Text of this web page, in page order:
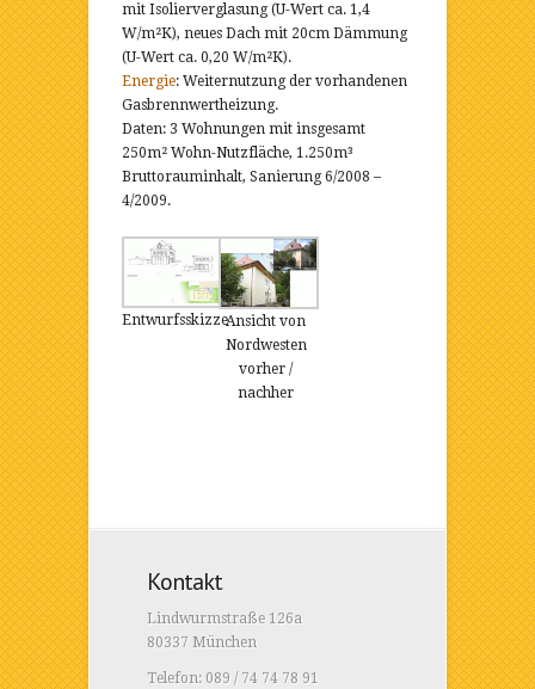
mit Isolierverglasung (U-Wert ca. 1,4
W/m²K), neues Dach mit 20cm Dämmung
(U-Wert ca. 0,20 W/m²K).
Energie: Weiternutzung der vorhandenen
Gasbrennwertheizung.
Daten: 3 Wohnungen mit insgesamt
250m² Wohn-Nutzfläche, 1.250m³
Bruttorauminhalt, Sanierung 6/2008 –
4/2009.
EntwurfsskizzeAnsicht von
Nordwesten
vorher /
nachher
Kontakt
Lindwurmstraße 126a
80337 München
Telefon: 089 / 74 74 78 91